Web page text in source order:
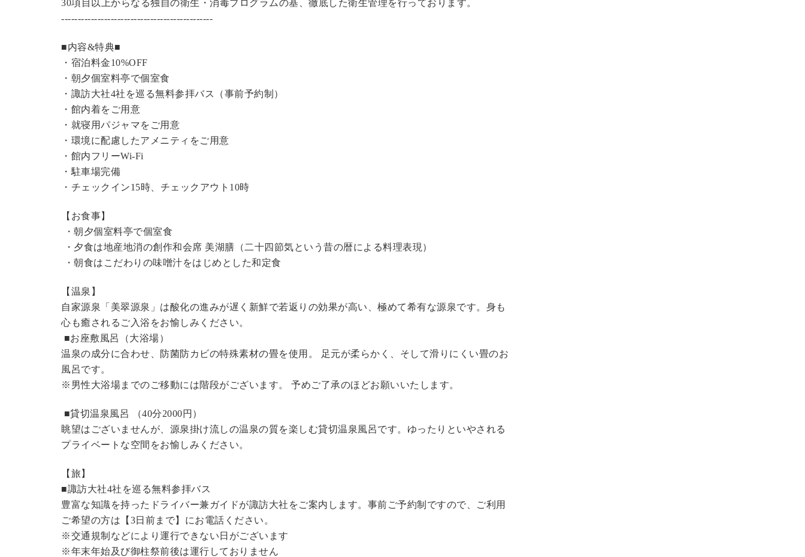
30項目以上からなる独自の衛生・消毒プログラムの基、徹底した衛生管理を行っております。
----------------------------------------------
■内容&特典■
・宿泊料金10%OFF
・朝夕個室料亭で個室食
・諏訪大社4社を巡る無料参拝バス（事前予約制）
・館内着をご用意
・就寝用パジャマをご用意
・環境に配慮したアメニティをご用意
・館内フリーWi-Fi
・駐車場完備
・チェックイン15時、チェックアウト10時
【お食事】
・朝夕個室料亭で個室食
・夕食は地産地消の創作和会席 美湖膳（二十四節気という昔の暦による料理表現）
・朝食はこだわりの味噌汁をはじめとした和定食
【温泉】
自家源泉「美翠源泉」は酸化の進みが遅く新鮮で若返りの効果が高い、極めて希有な源泉です。身も
心も癒されるご入浴をお愉しみください。
■お座敷風呂（大浴場）
温泉の成分に合わせ、防菌防カビの特殊素材の畳を使用。 足元が柔らかく、そして滑りにくい畳のお
風呂です。
※男性大浴場までのご移動には階段がございます。 予めご了承のほどお願いいたします。
■貸切温泉風呂 （40分2000円）
眺望はございませんが、源泉掛け流しの温泉の質を楽しむ貸切温泉風呂です。ゆったりといやされる
プライベートな空間をお愉しみください。
【旅】
■諏訪大社4社を巡る無料参拝バス
豊富な知識を持ったドライバー兼ガイドが諏訪大社をご案内します。事前ご予約制ですので、ご利用
ご希望の方は【3日前まで】にお電話ください。
※交通規制などにより運行できない日がございます
※年末年始及び御柱祭前後は運行しておりません